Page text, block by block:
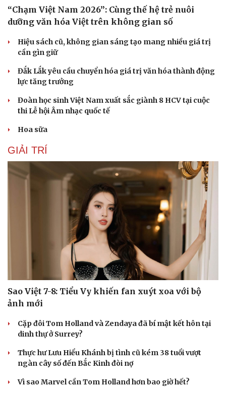
Sân khấu - Điện ảnh
Âm nhạc
Di sản
“Chạm Việt Nam 2026”: Cùng thế hệ trẻ nuôi
dưỡng văn hóa Việt trên không gian số
Hiệu sách cũ, không gian sáng tạo mang nhiều giá trị
cần gìn giữ
Đắk Lắk yêu cầu chuyển hóa giá trị văn hóa thành động
lực tăng trưởng
Đoàn học sinh Việt Nam xuất sắc giành 8 HCV tại cuộc
thi Lễ hội Âm nhạc quốc tế
Hoa sữa
GIẢI TRÍ
Sao Việt 7-8: Tiểu Vy khiến fan xuýt xoa với bộ
ảnh mới
Cặp đôi Tom Holland và Zendaya đã bí mật kết hôn tại
dinh thự ở Surrey?
Thực hư Lưu Hiểu Khánh bị tình cũ kém 38 tuổi vượt
ngàn cây số đến Bắc Kinh đòi nợ
Vì sao Marvel cần Tom Holland hơn bao giờ hết?